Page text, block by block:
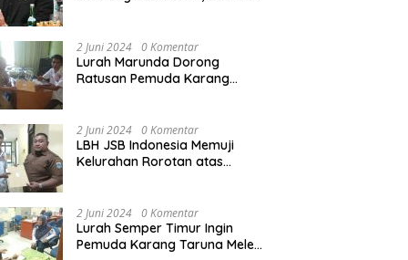
2 Juni 2024 0 Komentar
Lurah Marunda Dorong
Ratusan Pemuda Karang
Paralegal Gratis Yang
Diadakan LBH JSB Indonesia
2 Juni 2024 0 Komentar
LBH JSB Indonesia Memuji
Kelurahan Rorotan atas
150 orang Pemuda Karang
Taruna di Jakarta Utara
2 Juni 2024 0 Komentar
Lurah Semper Timur Ingin
Pemuda Karang Taruna Melek